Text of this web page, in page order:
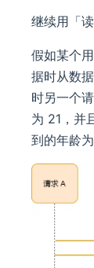
继续用「
假如某个
据时从数
时另一个
为 21，并
到的年龄